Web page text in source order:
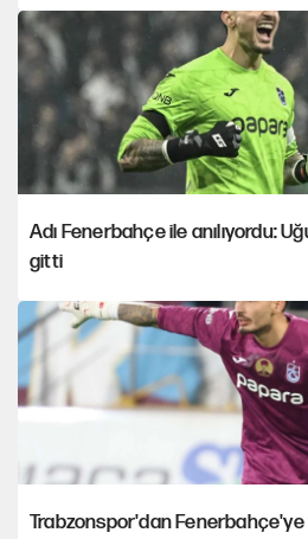
Adı Fenerbahçe ile anılıyordu:
gitti
Trabzonspor'dan